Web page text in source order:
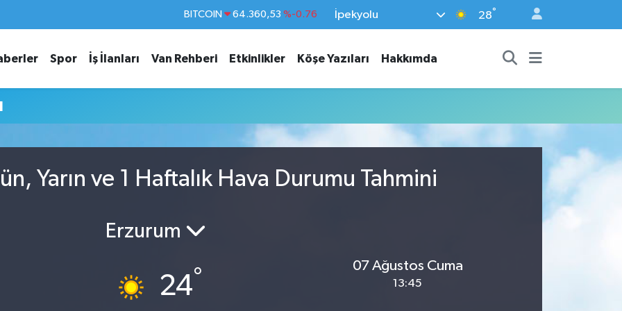
BITCOIN 64.360,53 %-0.76
EURO 55,0265 %0.01
STERLİN 64,1897 %0.02
13.887 %64
İpekyolu 28°
Spor İş İlanları Van Rehberi Etkinlikler Köşe Yazıları Hakkımda
Yarın ve 1 Haftalık Hava Durumu Tahmini
Erzurum
24°
07 Ağustos Cuma
13:45